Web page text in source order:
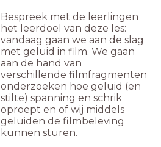
Bespreek met de leerlingen
het leerdoel van deze les:
vandaag gaan we aan de slag
met geluid in film. We gaan
aan de hand van
verschillende filmfragmenten
onderzoeken hoe geluid (en
stilte) spanning en schrik
oproept en of wij middels
geluiden de filmbeleving
kunnen sturen.